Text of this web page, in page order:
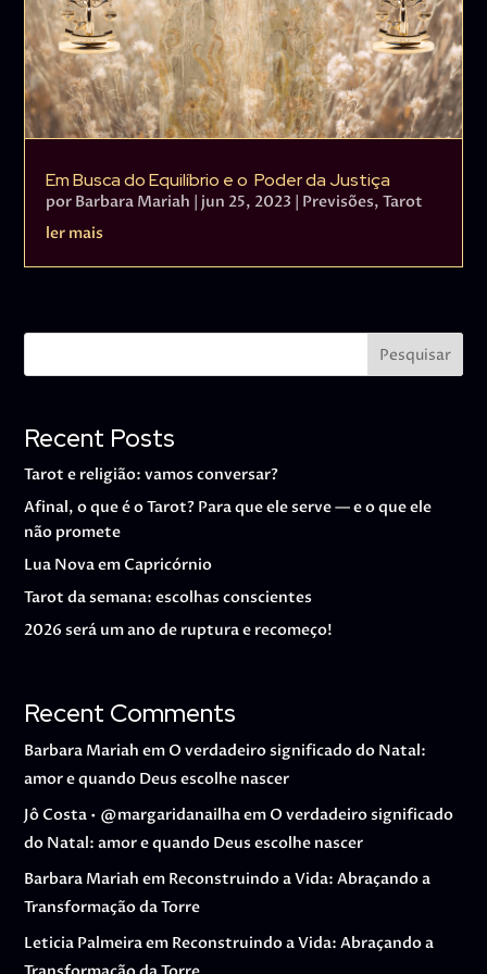
Em Busca do Equilíbrio e o Poder da Justiça
por Barbara Mariah | jun 25, 2023 | Previsões,Tarot
ler mais
Pesquisar
Recent Posts
Tarot e religião: vamos conversar?
Afinal, o que é o Tarot? Para que ele serve — e o que ele
não promete
Lua Nova em Capricórnio
Tarot da semana: escolhas conscientes
2026 será um ano de ruptura e recomeço!
Recent Comments
Barbara Mariah em O verdadeiro significado do Natal:
amor e quando Deus escolhe nascer
Jô Costa • @margaridanailhaem O verdadeiro significado
do Natal: amor e quando Deus escolhe nascer
Barbara Mariah em Reconstruindo a Vida: Abraçando a
Transformação da Torre
Leticia Palmeiraem Reconstruindo a Vida: Abraçando a